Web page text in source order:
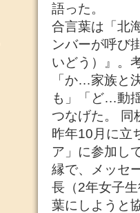
語った。
合言葉は「北
ンバーが呼び
いどう）』。
「か…家族と
も」「ど…動
つなげた。 同
昨年10月に立
ア」に参加し
縁で、メッセ
長（2年女子
葉にしようと